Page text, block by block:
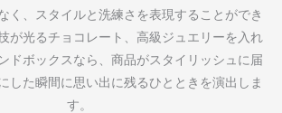
く、スタイルと洗練さを表現することができ
が光るチョコレート、高級ジュエリーを入れ
ドボックスなら、商品がスタイリッシュに届
した瞬間に思い出に残るひとときを演出しま
す。